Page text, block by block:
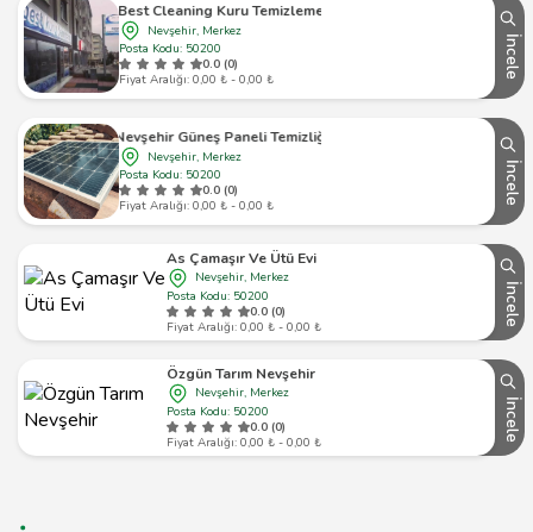
Best Cleaning Kuru Temizleme
Nevşehir, Merkez
Posta Kodu: 50200
0.0 (0)
Fiyat Aralığı: 0,00 ₺ - 0,00 ₺
İncele
Nevşehir Güneş Paneli Temizliği
Nevşehir, Merkez
Posta Kodu: 50200
0.0 (0)
Fiyat Aralığı: 0,00 ₺ - 0,00 ₺
İncele
As Çamaşır Ve Ütü Evi
Nevşehir, Merkez
Posta Kodu: 50200
0.0 (0)
Fiyat Aralığı: 0,00 ₺ - 0,00 ₺
İncele
Özgün Tarım Nevşehir
Nevşehir, Merkez
Posta Kodu: 50200
0.0 (0)
Fiyat Aralığı: 0,00 ₺ - 0,00 ₺
İncele